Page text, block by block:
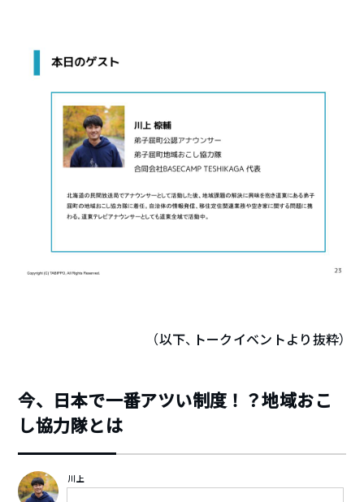
（以下、トークイベントより抜粋）
今、日本で一番アツい制度！？地域おこ
し協力隊とは
川上